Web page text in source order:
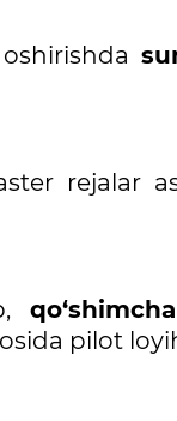
rejalar
pilot